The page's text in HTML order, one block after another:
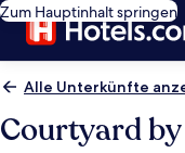
Zum Hauptinhalt springen
Alle Unterkünfte
Courtyard